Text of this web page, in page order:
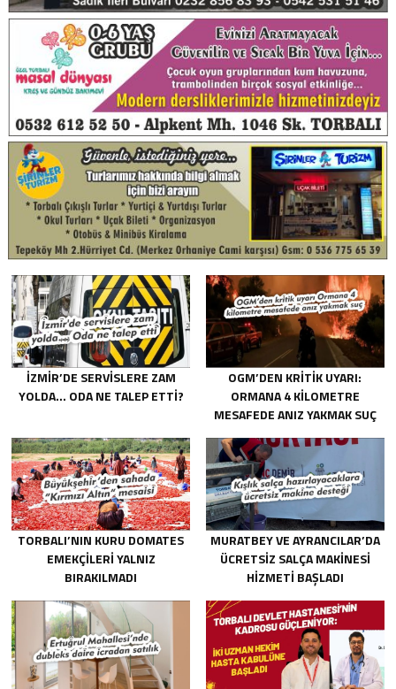
İZMIR’DE SERVISLERE ZAM
YOLDA… ODA NE TALEP ETTI?
OGM’DEN KRITIK UYARI:
ORMANA 4 KILOMETRE
MESAFEDE ANIZ YAKMAK SUÇ
TORBALI’NIN KURU DOMATES
EMEKÇILERI YALNIZ
BIRAKILMADI
MURATBEY VE AYRANCILAR’DA
ÜCRETSIZ SALÇA MAKINESI
HIZMETI BAŞLADI